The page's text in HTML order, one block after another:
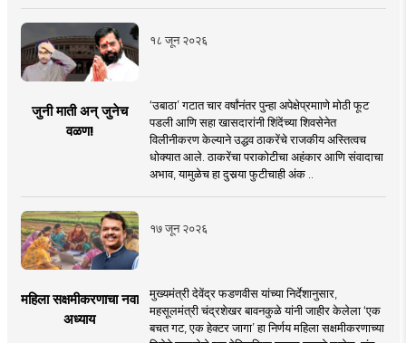
१८ जून २०२६
जुनी माती अन् जुनेच
वळण!
‘उबाठा’ गटात चार वर्षांनंतर पुन्हा अपेक्षेप्रमााणे मोठी फूट
पडली आणि सहा खासदारांनी शिंदेंच्या शिवसेनेत
विलीनीकरण केल्याने उद्धव ठाकरेंचे राजकीय अस्तित्वच
धोक्यात आले. ठाकरेंचा पराकोटीचा अहंकार आणि संवादाचा
अभाव, यामुळेच हा दुसर्‍या फुटीचाही अंक ..
१७ जून २०२६
महिला सक्षमीकरणाचा नवा
अध्याय
मुख्यमंत्री देवेंद्र फडणवीस यांच्या निर्देशानुसार,
महसूलमंत्री चंद्रशेखर बावनकुळे यांनी जाहीर केलेला ‘एक
बचत गट, एक हेक्टर जागा’ हा निर्णय महिला सक्षमीकरणाच्या